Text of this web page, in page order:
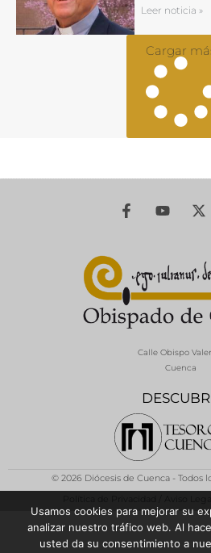
Leer noticia »
Cargar
Calle Obispo
Cuenca
© 2026 Diócesis de Cuenca - Todos
Usamos cookies para mejorar su
analizar nuestro tráfico web. Al
usted da su consentimiento a